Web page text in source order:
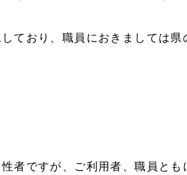
ており、職員におきましては県
者ですが、ご利用者、職員とも